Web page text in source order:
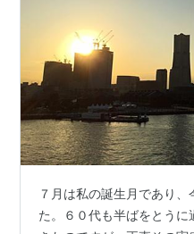
７月は私の誕生月であり
た。６０代も半ばをとう